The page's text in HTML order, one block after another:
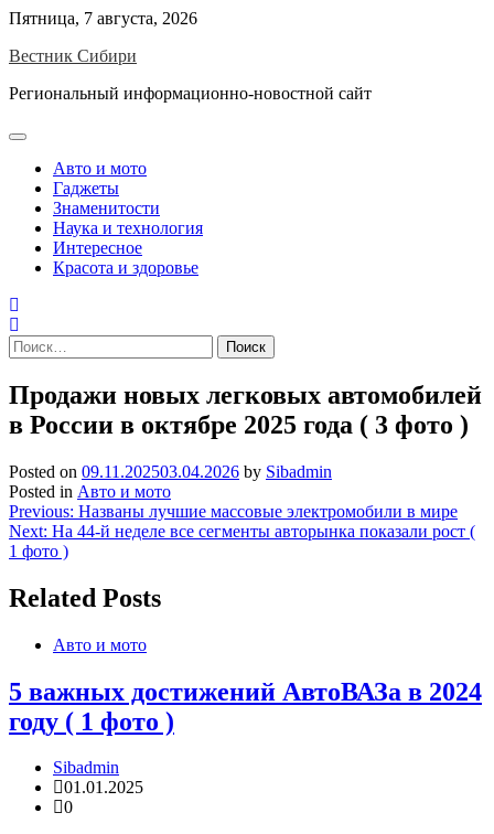
Skip
content
Пятница, 7 августа, 2026
Вестник Сибири
Региональный информационно-новостной сайт
Авто и мото
Гаджеты
Знаменитости
Наука и технология
Интересное
Красота и здоровье
Найти:
Продажи новых легковых автомобилей
в России в октябре 2025 года ( 3 фото )
Posted on 09.11.202503.04.2026 by Sibadmin
Posted in Авто и мото
Навигация
по
Previous: Названы лучшие массовые электромобили в мире
Next: На 44-й неделе все сегменты авторынка показали рост (
1 фото )
Related Posts
Авто и мото
5 важных достижений АвтоВАЗа в 2024
году ( 1 фото )
Sibadmin
01.01.2025
0